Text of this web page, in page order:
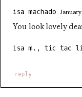
isa machado
You look lovely
isa m., tic tac
reply